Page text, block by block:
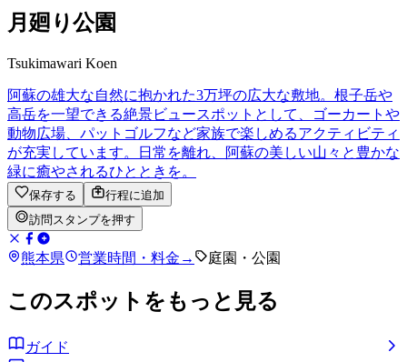
月廻り公園
Tsukimawari Koen
阿蘇の雄大な自然に抱かれた3万坪の広大な敷地。根子岳や
高岳を一望できる絶景ビュースポットとして、ゴーカートや
動物広場、パットゴルフなど家族で楽しめるアクティビティ
が充実しています。日常を離れ、阿蘇の美しい山々と豊かな
緑に癒やされるひとときを。
保存する
行程に追加
訪問スタンプを押す
熊本県 営業時間・料金 → 庭園・公園
このスポットをもっと見る
ガイド